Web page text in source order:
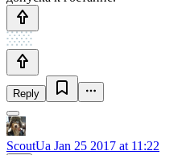
Reply
ScoutUa Jan 25 2017 at 11:22